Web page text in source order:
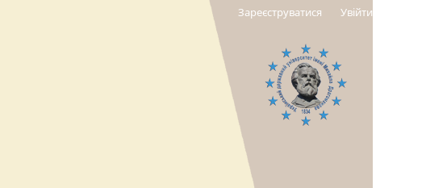
Зареєструватися Увійти